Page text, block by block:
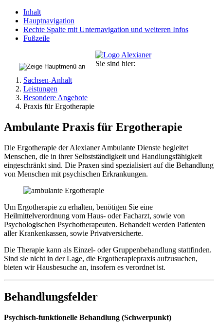
Inhalt
Hauptnavigation
Rechte Spalte mit Unternavigation und weiteren Infos
Fußzeile
Sie sind hier:
Sachsen-Anhalt
Leistungen
Besondere Angebote
Praxis für Ergotherapie
Ambulante Praxis für Ergotherapie
Die Ergotherapie der Alexianer Ambulante Dienste begleitet
Menschen, die in ihrer Selbstständigkeit und Handlungsfähigkeit
eingeschränkt sind. Die Praxen sind spezialisiert auf die Behandlung
von Menschen mit psychischen Erkrankungen.
Um Ergotherapie zu erhalten, benötigen Sie eine
Heilmittelverordnung vom Haus- oder Facharzt, sowie von
Psychologischen Psychotherapeuten. Behandelt werden Patienten
aller Krankenkassen, sowie Privatversicherte.
Die Therapie kann als Einzel- oder Gruppenbehandlung stattfinden.
Sind sie nicht in der Lage, die Ergotherapiepraxis aufzusuchen,
bieten wir Hausbesuche an, insofern es verordnet ist.
Behandlungsfelder
Psychisch-funktionelle Behandlung (Schwerpunkt)